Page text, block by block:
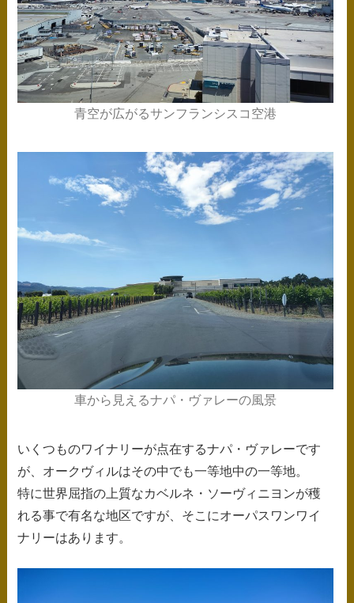
青空が広がるサンフランシスコ空港
車から見えるナパ・ヴァレーの風景
いくつものワイナリーが点在するナパ・ヴァレーです
が、オークヴィルはその中でも一等地中の一等地。
特に世界屈指の上質なカベルネ・ソーヴィニヨンが穫
れる事で有名な地区ですが、そこにオーパスワンワイ
ナリーはあります。